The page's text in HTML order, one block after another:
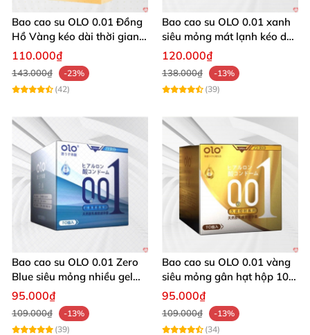
Bao cao su OLO 0.01 Đồng
Hồ Vàng kéo dài thời gian
gel bôi trơn an toàn hiệu
110.000₫
143.000₫
-23%
(42)
Bao cao su OLO 0.01 xanh
siêu mỏng mát lạnh kéo dài
thời gian quan hệ
120.000₫
138.000₫
-13%
(39)
Bao cao su OLO 0.01 Zero
Blue siêu mỏng nhiều gel
bôi trơn hộp 10 cái giá tốt
95.000₫
109.000₫
-13%
(39)
Bao cao su OLO 0.01 vàng
siêu mỏng gân hạt hộp 10
cái
95.000₫
109.000₫
-13%
(34)